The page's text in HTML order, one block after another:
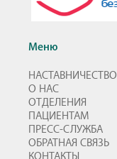
Меню
НАСТАВНИЧЕСТВО
О НАС
ОТДЕЛЕНИЯ
ПАЦИЕНТАМ
ПРЕСС-СЛУЖБА
ОБРАТНАЯ СВЯЗЬ
КОНТАКТЫ